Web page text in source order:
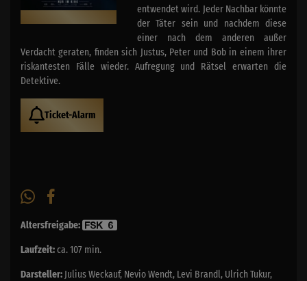
entwendet wird. Jeder Nachbar könnte
der Täter sein und nachdem diese
einer nach dem anderen außer
Verdacht geraten, finden sich Justus, Peter und Bob in einem ihrer
riskantesten Fälle wieder. Aufregung und Rätsel erwarten die
Detektive.
Ticket-Alarm
Altersfreigabe:
Laufzeit:ca. 107 min.
Darsteller: Julius Weckauf, Nevio Wendt, Levi Brandl, Ulrich Tukur,